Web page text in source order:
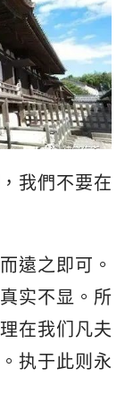
我們不要在
遠之即可。
实不显。所
在我们凡夫
执于此则永